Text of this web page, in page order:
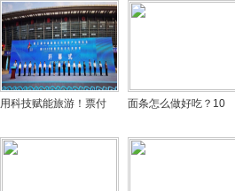
用科技赋能旅游！票付 面条怎么做好吃？10